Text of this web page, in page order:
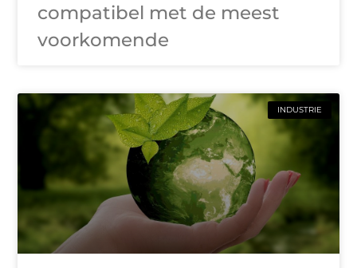
compatibel met de meest
voorkomende
INDUSTRIE